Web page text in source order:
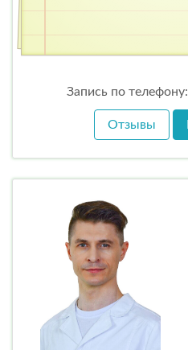
Запись по телефону:
Отзывы